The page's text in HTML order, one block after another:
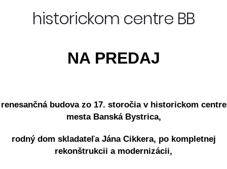
historickom centre BB
NA PREDAJ
renesančná budova zo 17. storočia v historickom centre
mesta Banská Bystrica,
rodný dom skladateľa Jána Cikkera, po kompletnej
rekonštrukcii a modernizácii,